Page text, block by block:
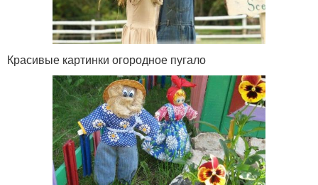
Красивые картинки огородное пугало